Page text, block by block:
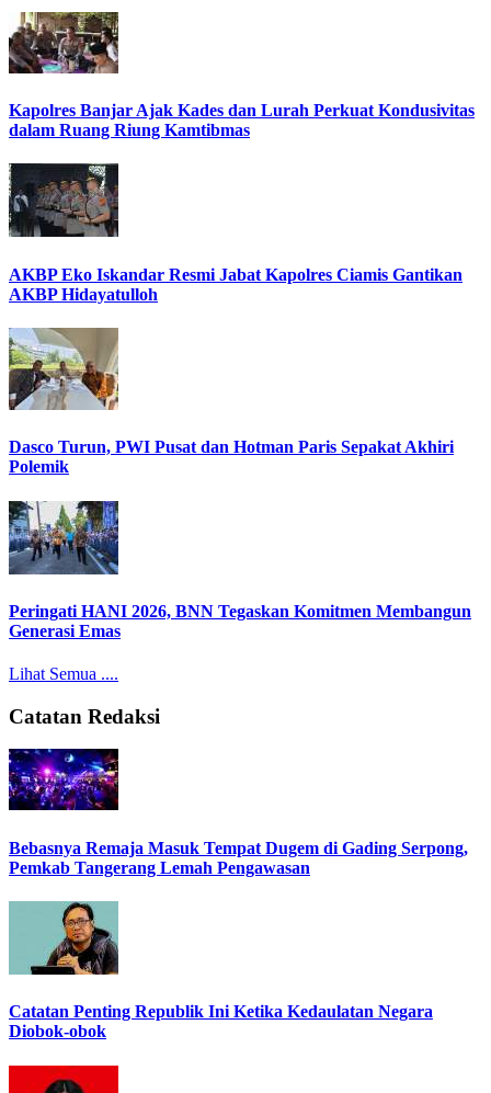
Kapolres Banjar Ajak Kades dan Lurah Perkuat Kondusivitas
dalam Ruang Riung Kamtibmas
AKBP Eko Iskandar Resmi Jabat Kapolres Ciamis Gantikan
AKBP Hidayatulloh
Dasco Turun, PWI Pusat dan Hotman Paris Sepakat Akhiri
Polemik
Peringati HANI 2026, BNN Tegaskan Komitmen Membangun
Generasi Emas
Lihat Semua ....
Catatan Redaksi
Bebasnya Remaja Masuk Tempat Dugem di Gading Serpong,
Pemkab Tangerang Lemah Pengawasan
Catatan Penting Republik Ini Ketika Kedaulatan Negara
Diobok-obok